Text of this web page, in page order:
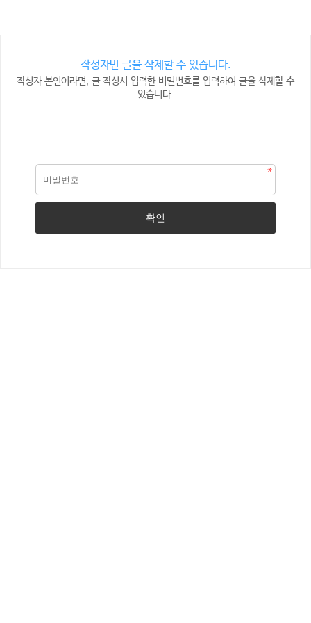
작성자만 글을 삭제할 수 있습니다.
작성자 본인이라면, 글 작성시 입력한 비밀번호를 입력하여 글을 삭제할 수
있습니다.